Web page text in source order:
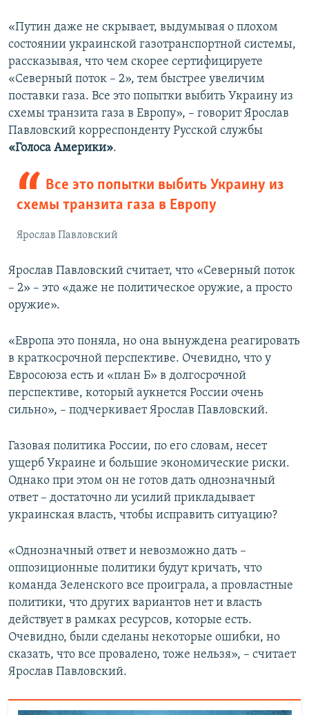
«Путин даже не скрывает, выдумывая о плохом
состоянии украинской газотранспортной системы,
рассказывая, что чем скорее сертифицируете
«Северный поток – 2», тем быстрее увеличим
поставки газа. Все это попытки выбить Украину из
схемы транзита газа в Европу», – говорит Ярослав
Павловский корреспонденту Русской службы
«Голоса Америки».
Все это попытки выбить Украину из
схемы транзита газа в Европу
Ярослав Павловский
Ярослав Павловский считает, что «Северный поток
– 2» – это «даже не политическое оружие, а просто
оружие».
«Европа это поняла, но она вынуждена реагировать
в краткосрочной перспективе. Очевидно, что у
Евросоюза есть и «план Б» в долгосрочной
перспективе, который аукнется России очень
сильно», – подчеркивает Ярослав Павловский.
Газовая политика России, по его словам, несет
ущерб Украине и большие экономические риски.
Однако при этом он не готов дать однозначный
ответ – достаточно ли усилий прикладывает
украинская власть, чтобы исправить ситуацию?
«Однозначный ответ и невозможно дать –
оппозиционные политики будут кричать, что
команда Зеленского все проиграла, а провластные
политики, что других вариантов нет и власть
действует в рамках ресурсов, которые есть.
Очевидно, были сделаны некоторые ошибки, но
сказать, что все провалено, тоже нельзя», – считает
Ярослав Павловский.